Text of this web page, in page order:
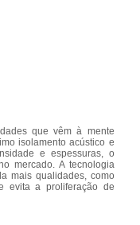
que vêm à mente
isolamento acústico e
e espessuras, o
mercado. A tecnologia
mais qualidades, como
evita a proliferação de